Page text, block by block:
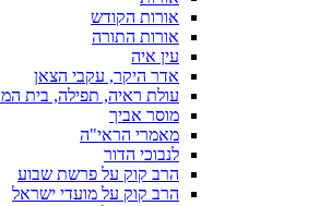
אורות הקודש
אורות התורה
עין איה
אדר היקר, עקבי הצאן
עולת ראיה, תפילה, בית
מוסר אביך
מאמרי הראי"ה
לנבוכי הדור
הרב קוק על פרשת שבוע
הרב קוק על מועדי ישראל